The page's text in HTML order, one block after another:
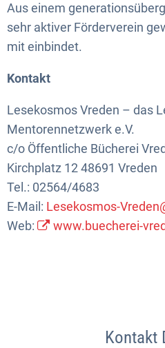
Aus einem
sehr aktiver Förderverein
mit einbindet.
Kontakt
Lesekosmos Vreden – das
Mentorennetzwerk e.V.
c/o Öffentliche Bücherei
Kirchplatz 12 48691 Vreden
Tel.: 02564/4683
E-Mail: Lesekosmos-
Web:
www.buecherei-
Kontakt